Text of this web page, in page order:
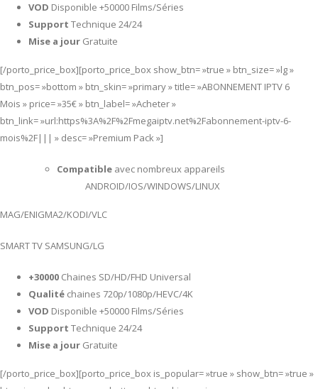
VOD Disponible +50000 Films/Séries
Support Technique 24/24
Mise a jour Gratuite
[/porto_price_box][porto_price_box show_btn= »true » btn_size= »lg »
btn_pos= »bottom » btn_skin= »primary » title= »ABONNEMENT IPTV 6
Mois » price= »35€ » btn_label= »Acheter »
btn_link= »url:https%3A%2F%2Fmegaiptv.net%2Fabonnement-iptv-6-
mois%2F||| » desc= »Premium Pack »]
Compatible avec nombreux appareils
ANDROID/IOS/WINDOWS/LINUX
MAG/ENIGMA2/KODI/VLC
SMART TV SAMSUNG/LG
+30000 Chaines SD/HD/FHD Universal
Qualité chaines 720p/1080p/HEVC/4K
VOD Disponible +50000 Films/Séries
Support Technique 24/24
Mise a jour Gratuite
[/porto_price_box][porto_price_box is_popular= »true » show_btn= »true »